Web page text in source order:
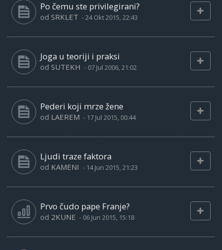
Po čemu ste privilegirani?
od SRKLET -24 Okt 2015, 22:43
Joga u teoriji i praksi
od SUTEKH - 07 Jul 2006, 21:02
Pederi koji mrze žene
od LAEREM - 17 Jul 2015, 00:44
Ljudi traze faktora
od KAMENI - 14 Jun 2015, 21:23
Prvo čudo pape Franje?
od 2KUNE - 06 Jun 2015, 15:18